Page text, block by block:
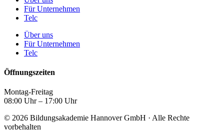
Für Unternehmen
Telc
Über uns
Für Unternehmen
Telc
Öffnungszeiten
Montag-Freitag
08:00 Uhr – 17:00 Uhr
© 2026 Bildungsakademie Hannover GmbH · Alle Rechte
vorbehalten